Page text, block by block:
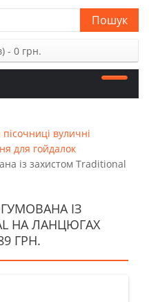
Пошук
- 0 грн.
вуличні
для гойдалок
із захистом Traditional
ІЗ
НА ЛАНЦЮГАХ
ГРН.